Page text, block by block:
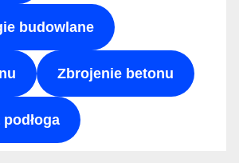
budowlane
Zbrojenie betonu